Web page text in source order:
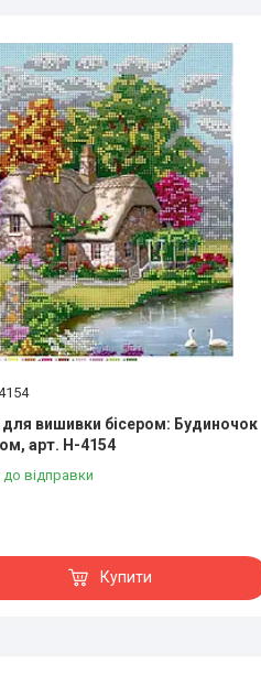
вишивки бісером: Будиночок
арт. Н-4154
відправки
Купити